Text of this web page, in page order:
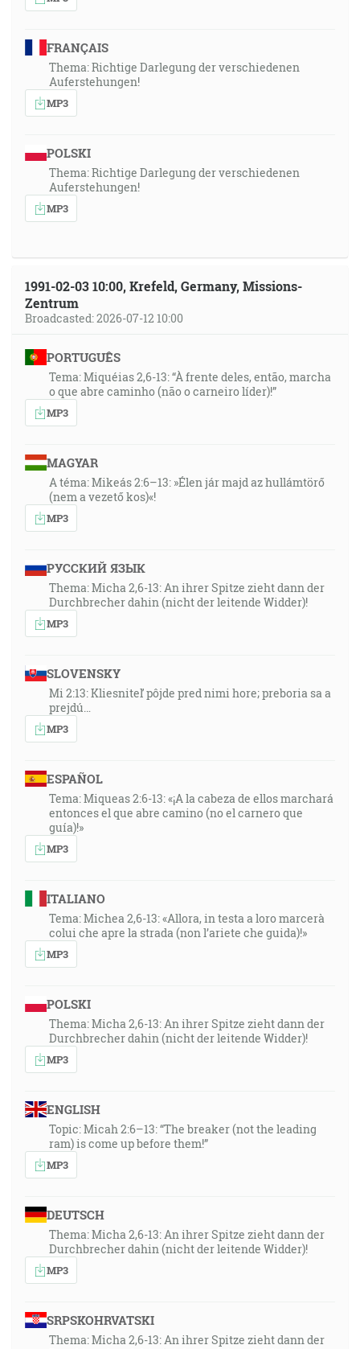
FRANÇAIS
Thema: Richtige Darlegung der verschiedenen
Auferstehungen!
MP3
POLSKI
Thema: Richtige Darlegung der verschiedenen
Auferstehungen!
MP3
1991-02-03 10:00, Krefeld, Germany, Missions-
Zentrum
Broadcasted: 2026-07-12 10:00
PORTUGUÊS
Tema: Miquéias 2,6-13: “À frente deles, então, marcha
o que abre caminho (não o carneiro líder)!”
MP3
MAGYAR
A téma: Mikeás 2:6–13: »Élen jár majd az hullámtörő
(nem a vezető kos)«!
MP3
РУССКИЙ ЯЗЫК
Thema: Micha 2,6-13: An ihrer Spitze zieht dann der
Durchbrecher dahin (nicht der leitende Widder)!
MP3
SLOVENSKY
Mi 2:13: Kliesniteľ pôjde pred nimi hore; preboria sa a
prejdú…
MP3
ESPAÑOL
Tema: Miqueas 2:6-13: «¡A la cabeza de ellos marchará
entonces el que abre camino (no el carnero que
guía)!»
MP3
ITALIANO
Tema: Michea 2,6-13: «Allora, in testa a loro marcerà
colui che apre la strada (non l’ariete che guida)!»
MP3
POLSKI
Thema: Micha 2,6-13: An ihrer Spitze zieht dann der
Durchbrecher dahin (nicht der leitende Widder)!
MP3
ENGLISH
Topic: Micah 2:6–13: “The breaker (not the leading
ram) is come up before them!”
MP3
DEUTSCH
Thema: Micha 2,6-13: An ihrer Spitze zieht dann der
Durchbrecher dahin (nicht der leitende Widder)!
MP3
SRPSKOHRVATSKI
Thema: Micha 2,6-13: An ihrer Spitze zieht dann der